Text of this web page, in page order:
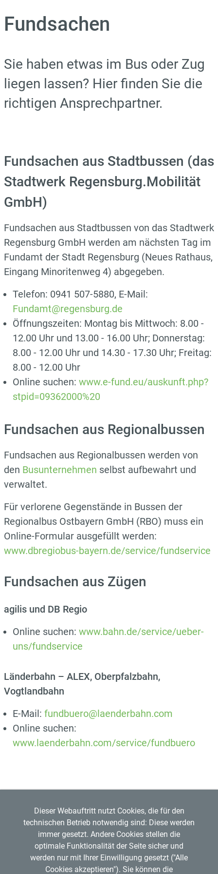
Fundsachen
Sie haben etwas im Bus oder Zug
liegen lassen? Hier finden Sie die
richtigen Ansprechpartner.
Fundsachen aus Stadtbussen (das
Stadtwerk Regensburg.Mobilität
GmbH)
Fundsachen aus Stadtbussen von das Stadtwerk
Regensburg GmbH werden am nächsten Tag im
Fundamt der Stadt Regensburg (Neues Rathaus,
Eingang Minoritenweg 4) abgegeben.
Telefon: 0941 507-5880, E-Mail:
Fundamt@regensburg.de
Öffnungszeiten: Montag bis Mittwoch: 8.00 -
12.00 Uhr und 13.00 - 16.00 Uhr; Donnerstag:
8.00 - 12.00 Uhr und 14.30 - 17.30 Uhr; Freitag:
8.00 - 12.00 Uhr
Online suchen: www.e-fund.eu/auskunft.php?
stpid=09362000%20
Fundsachen aus Regionalbussen
Fundsachen aus Regionalbussen werden von
den Busunternehmen selbst aufbewahrt und
verwaltet.
Für verlorene Gegenstände in Bussen der
Regionalbus Ostbayern GmbH (RBO) muss ein
Online-Formular ausgefüllt werden:
www.dbregiobus-bayern.de/service/fundservice
Fundsachen aus Zügen
agilis und DB Regio
Online suchen: www.bahn.de/service/ueber-
uns/fundservice
Länderbahn – ALEX, Oberpfalzbahn,
Vogtlandbahn
E-Mail: fundbuero@laenderbahn.com
Online suchen:
www.laenderbahn.com/service/fundbuero
Regensburger Verkehrsverbund GmbH
VDV
Dieser Webauftritt nutzt Cookies, die für den
technischen Betrieb notwendig sind: Diese werden
immer gesetzt. Andere Cookies stellen die
optimale Funktionalität der Seite sicher und
werden nur mit Ihrer Einwilligung gesetzt ("Alle
Cookies akzeptieren"). Sie können die